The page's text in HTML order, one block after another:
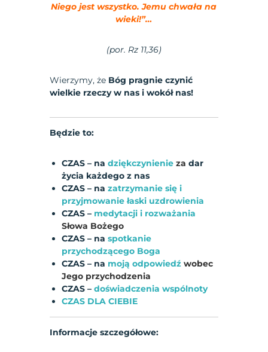
Niego jest wszystko. Jemu chwała na
wieki!”…
(por. Rz 11,36)
Wierzymy, że Bóg pragnie czynić
wielkie rzeczy w nas i wokół nas!
Będzie to:
CZAS – nadziękczynieniezadar
życia każdego z nas
CZAS – nazatrzymanie się i
przyjmowanie łaski uzdrowienia
CZAS – medytacji i rozważania
Słowa Bożego
CZAS – naspotkanie
przychodzącego Boga
CZAS – na moją odpowiedź wobec
Jego przychodzenia
CZAS –doświadczenia wspólnoty
CZAS DLA CIEBIE
Informacje szczegółowe: